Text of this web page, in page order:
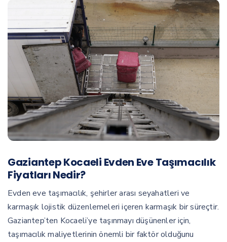
Gaziantep Kocaeli Evden Eve Taşımacılık
Fiyatları Nedir?
Evden eve taşımacılık, şehirler arası seyahatleri ve
karmaşık lojistik düzenlemeleri içeren karmaşık bir süreçtir.
Gaziantep’ten Kocaeli’ye taşınmayı düşünenler için,
taşımacılık maliyetlerinin önemli bir faktör olduğunu